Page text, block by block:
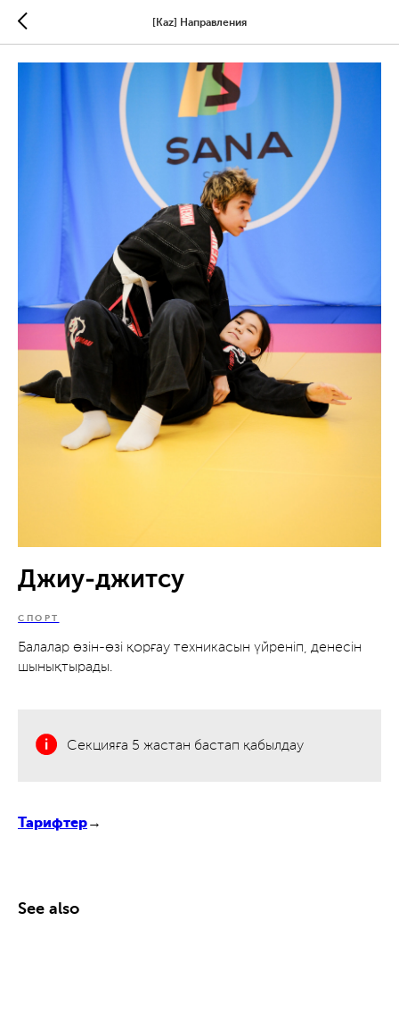
[Kaz] Направления
Джиу-джитсу
СПОРТ
Балалар өзін-өзі қорғау техникасын үйреніп, денесін
шынықтырады.
Секцияға 5 жастан бастап қабылдау
Тарифтер→
See also